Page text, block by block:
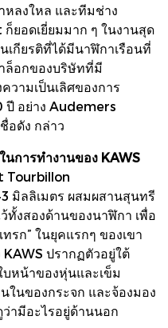
หลงใหล และทีมช่าง
ยอดเยี่ยมมาก ๆ ในงานสุด
เกียรติที่ได้มีนาฬิกาเรือนที่
ล็อกของบริษัทที่มี
วามเป็นเลิศของการ
ปี อย่าง Audemers
อดัง กล่าว
การทํางานของ KAWS
Tourbillon
มิลลิเมตร ผสมผสานสุนทรี
ทั้งสองด้านของนาฬิกา เพื่อ
รก” ในยุคแรกๆ ของเขา
KAWS ปรากฏตัวอยู่ใต้
หน้าของหุ่นและเข็ม
ในของกระจก และจ้องมอง
ามีอะไรอยู่ด้านนอก